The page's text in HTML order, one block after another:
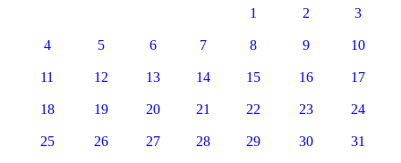
1
2 3
4 5 6 7 8 9 10
11 12 13 14 15 16 17
18 19 20 21 22 23 24
25 26 27 28 29 30 31